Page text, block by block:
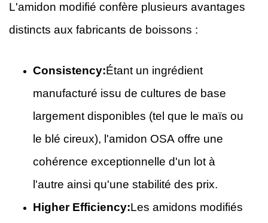
L'amidon modifié confère plusieurs avantages
distincts aux fabricants de boissons :
Consistency:Étant un ingrédient
manufacturé issu de cultures de base
largement disponibles (tel que le maïs ou
le blé cireux), l'amidon OSA offre une
cohérence exceptionnelle d'un lot à
l'autre ainsi qu'une stabilité des prix.
Higher Efficiency:Les amidons modifiés